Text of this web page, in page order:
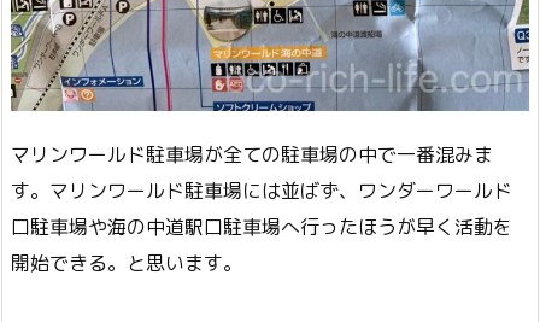
マリンワールド駐車場が全ての駐車場の中で一番混みま
す。マリンワールド駐車場には並ばず、ワンダーワールド
口駐車場や海の中道駅口駐車場へ行ったほうが早く活動を
開始できる。と思います。